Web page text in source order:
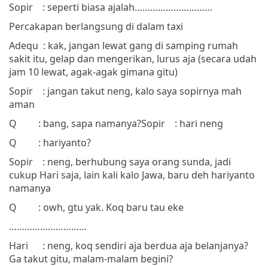
Sopir
: seperti biasa ajalah…………………………
Percakapan berlangsung di dalam taxi
Adequ : kak, jangan lewat gang di samping rumah
sakit itu, gelap dan mengerikan, lurus aja (secara udah
jam 10 lewat, agak-agak gimana gitu)
Sopir
: jangan takut neng, kalo saya sopirnya mah
aman
Q
: bang, sapa namanya?Sopir
: hari neng
Q
: hariyanto?
Sopir
: neng, berhubung saya orang sunda, jadi
cukup Hari saja, lain kali kalo Jawa, baru deh hariyanto
namanya
Q
: owh, gtu yak. Koq baru tau eke
…………………………
Hari
: neng, koq sendiri aja berdua aja belanjanya?
Ga takut gitu, malam-malam begini?